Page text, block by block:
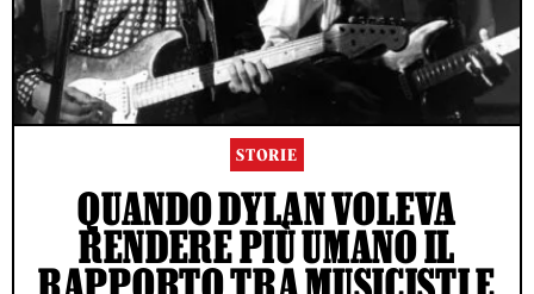
STORIE
QUANDO DYLAN VOLEVA
RENDERE PIÙ UMANO IL